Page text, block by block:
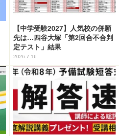
【中学受験2027】人気校の併願
先は…四谷大塚「第2回合不合判
定テスト」結果
2026.7.16